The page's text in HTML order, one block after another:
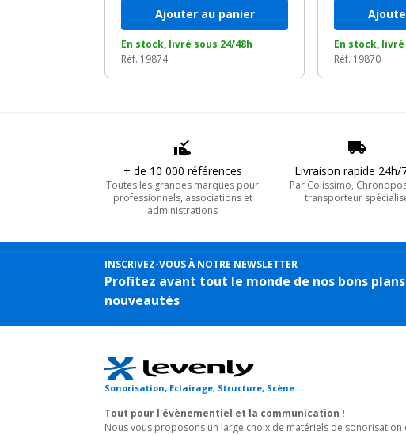
Ajouter au panier
En stock, livré sous 24/48h
Réf. 19874
En stock, livré
Réf. 19870
+ de 10 000 références
Toutes les grandes marques pour
professionnels, associations et
administrations
Livraison rapide 24h/
Par Colissimo,
transporteur
INSCRIVEZ-VOUS À NOTRE NEWSLETTER
Profitez avant tout le monde de nos bons
nouveautés
Sonorisation, Eclairage, Structure, Scène ...
Tout pour l'évènementiel et la communication !
Nous vous proposons un large choix de matériels de sonorisation